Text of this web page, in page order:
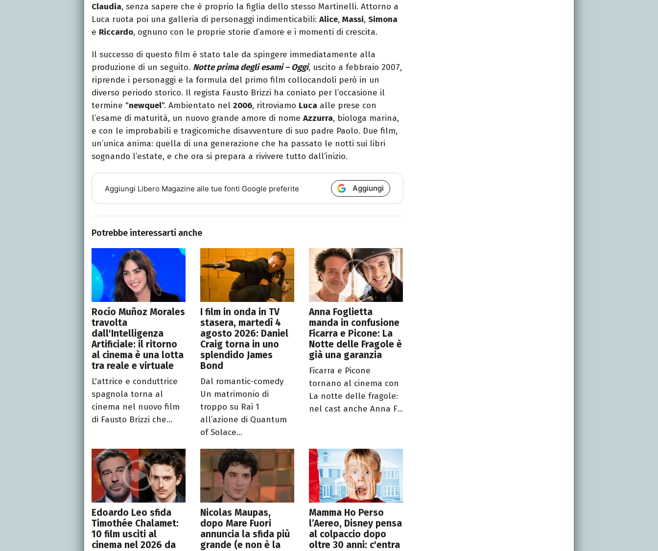
Claudia, senza sapere che è proprio la figlia dello stesso Martinelli. Attorno a
Luca ruota poi una galleria di personaggi indimenticabili: Alice, Massi, Simona
e Riccardo, ognuno con le proprie storie d’amore e i momenti di crescita.
Il successo di questo film è stato tale da spingere immediatamente alla
produzione di un seguito. Notte prima degli esami – Oggi, uscito a febbraio 2007,
riprende i personaggi e la formula del primo film collocandoli però in un
diverso periodo storico. Il regista Fausto Brizzi ha coniato per l’occasione il
termine "newquel". Ambientato nel 2006, ritroviamo Luca alle prese con
l’esame di maturità, un nuovo grande amore di nome Azzurra, biologa marina,
e con le improbabili e tragicomiche disavventure di suo padre Paolo. Due film,
un’unica anima: quella di una generazione che ha passato le notti sui libri
sognando l’estate, e che ora si prepara a rivivere tutto dall’inizio.
Aggiungi Libero Magazine alle tue fonti Google preferite Aggiungi
Potrebbe interessarti anche
Rocío Muñoz Morales
travolta
dall'Intelligenza
Artificiale: il ritorno
al cinema è una lotta
tra reale e virtuale
L'attrice e conduttrice
spagnola torna al
cinema nel nuovo film
di Fausto Brizzi che...
I film in onda in TV
stasera, martedì 4
agosto 2026: Daniel
Craig torna in uno
splendido James
Bond
Dal romantic-comedy
Un matrimonio di
troppo su Rai 1
all’azione di Quantum
of Solace...
Anna Foglietta
manda in confusione
Ficarra e Picone: La
Notte delle Fragole è
già una garanzia
Ficarra e Picone
tornano al cinema con
La notte delle fragole:
nel cast anche Anna F...
Edoardo Leo sfida
Timothée Chalamet:
10 film usciti al
cinema nel 2026 da
Nicolas Maupas,
dopo Mare Fuori
annuncia la sfida più
grande (e non è la
Mamma Ho Perso
l’Aereo, Disney pensa
al colpaccio dopo
oltre 30 anni: c'entra